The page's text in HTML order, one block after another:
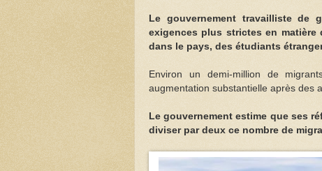
Le gouvernement travailliste de
exigences plus strictes en
dans le pays, des étudiants
Environ un demi-million de
augmentation substantielle après des
Le gouvernement estime que ses
diviser par deux ce nombre de